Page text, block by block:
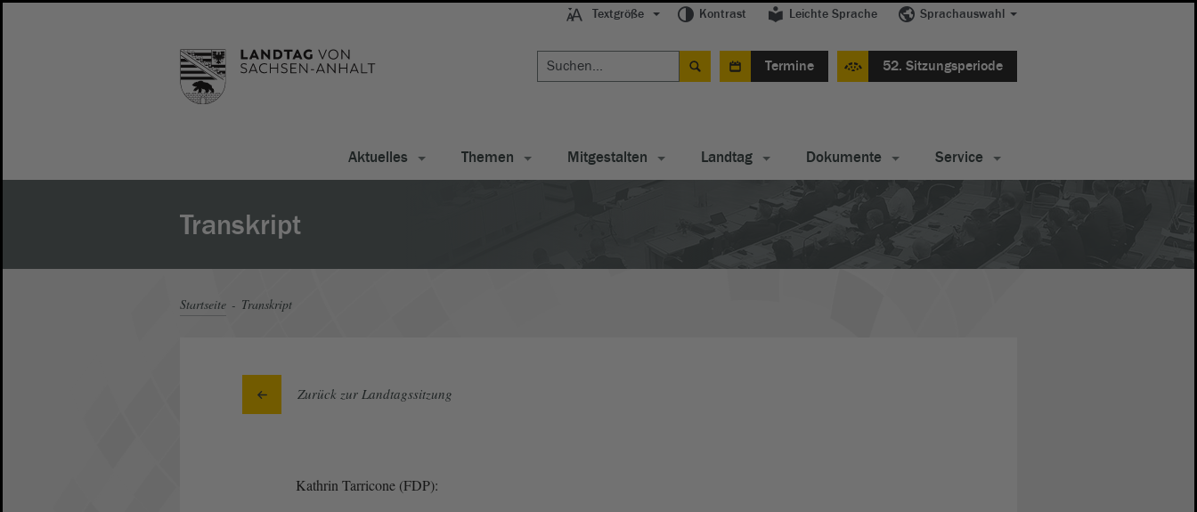
Textgröße Kontrast Leichte Sprache Sprachauswahl
Termine 52. Sitzungsperiode
Aktuelles Themen Mitgestalten Landtag Dokumente Service
Transkript
Startseite Transkript
Zurück zur Landtagssitzung
Kathrin Tarricone (FDP):